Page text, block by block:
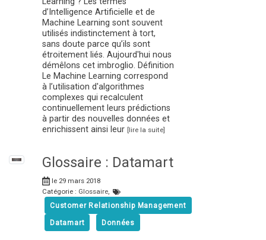
d’Intelligence Artificielle et de
Machine Learning sont souvent
utilisés indistinctement à tort,
sans doute parce qu’ils sont
étroitement liés. Aujourd'hui nous
démêlons cet imbroglio. Définition
Le Machine Learning correspond
à l’utilisation d'algorithmes
complexes qui recalculent
continuellement leurs prédictions
à partir des nouvelles données et
enrichissent ainsi leur [lire la suite]
Glossaire : Datamart
le 29 mars 2018
Catégorie : Glossaire,
Customer Relationship Management
Datamart Données